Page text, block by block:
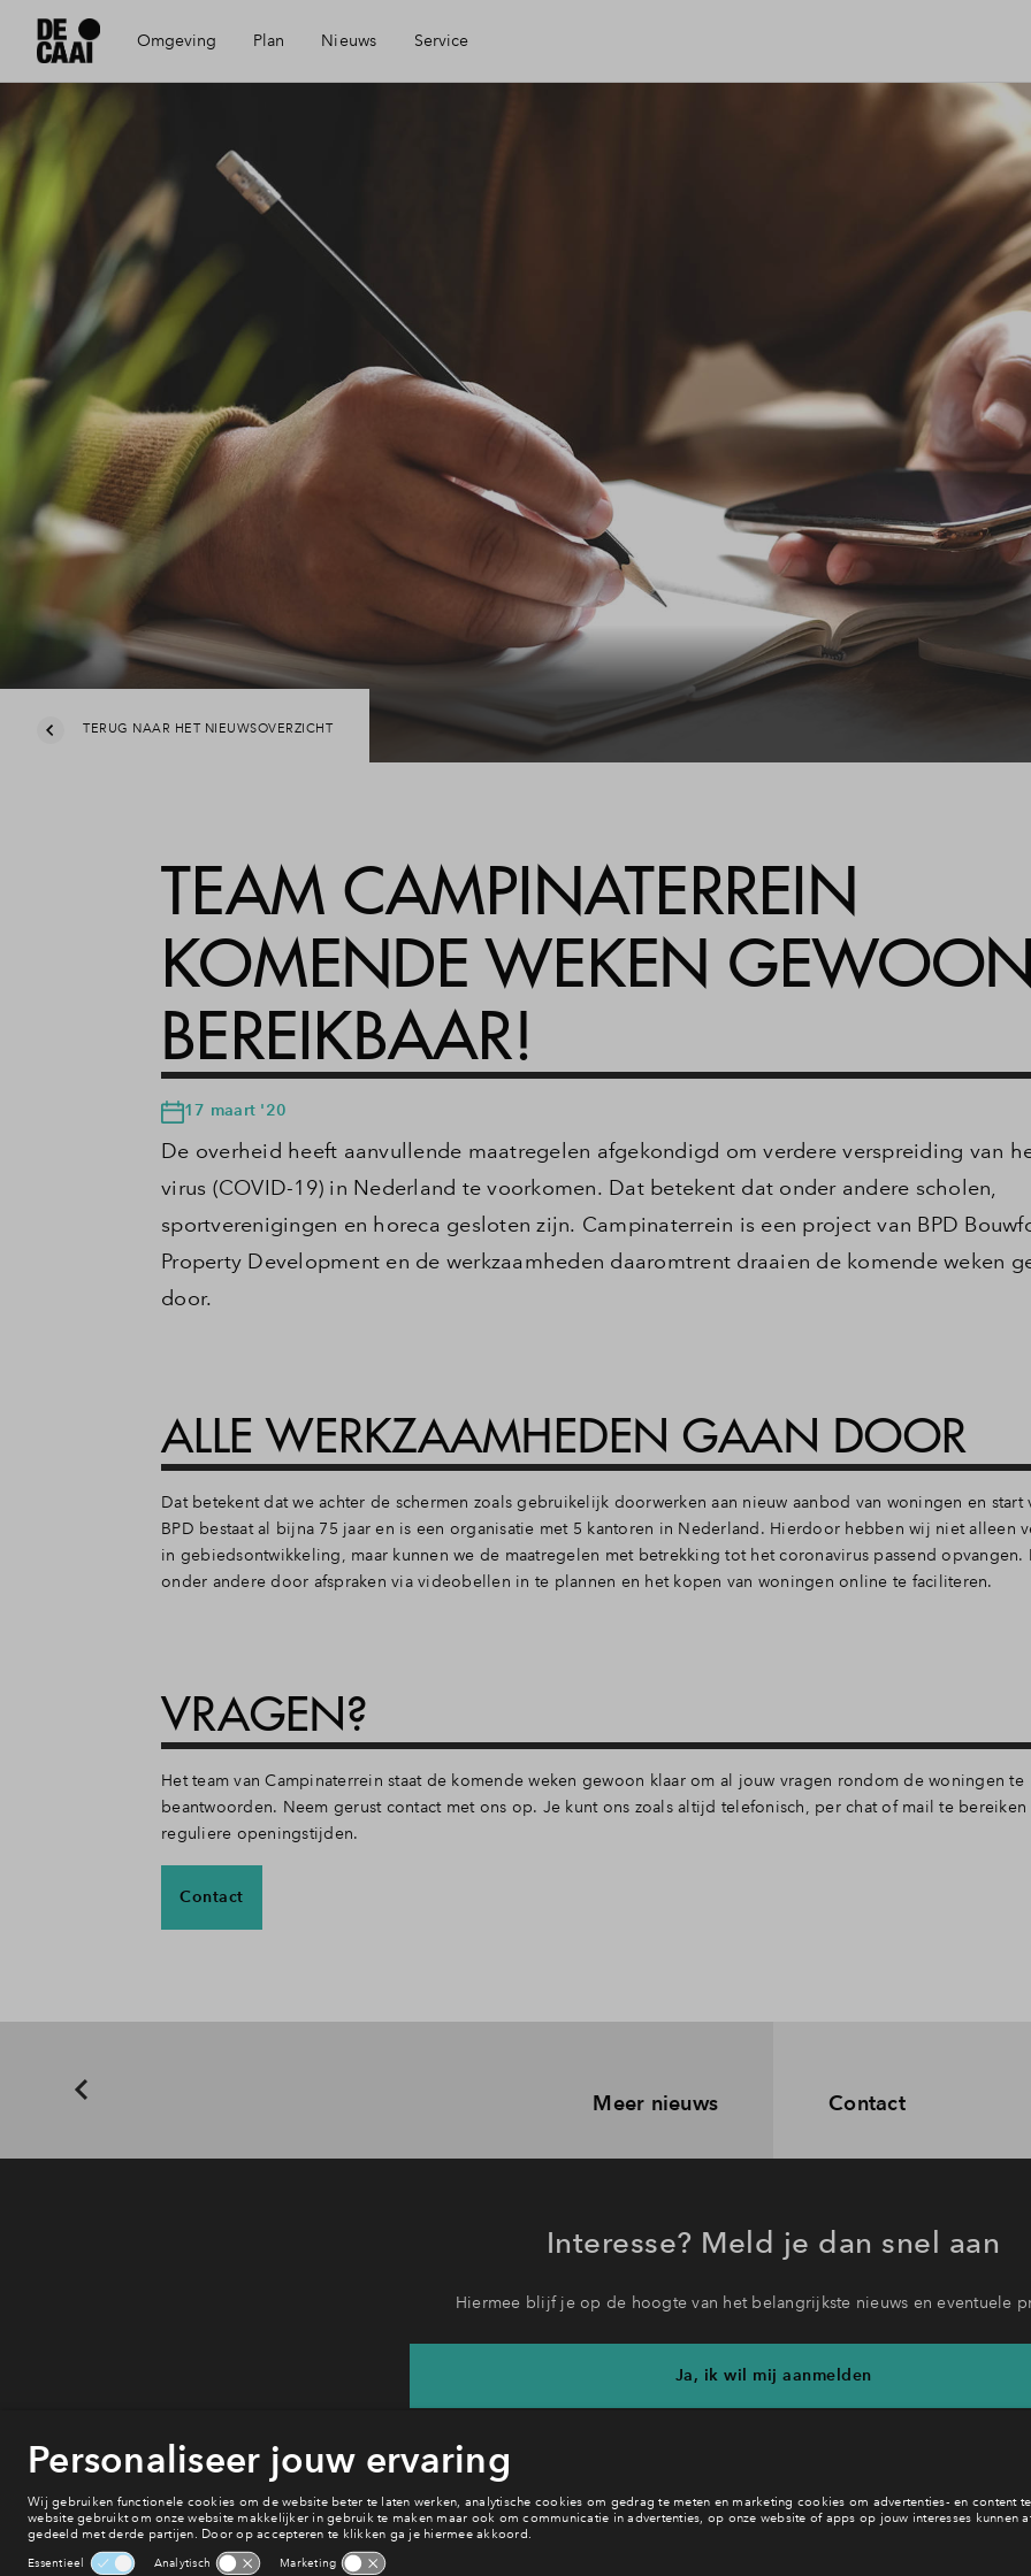
Omgeving
Bereikbaarheid
Voorzieningen
Geschiedenis
Eindhoven
Plan
Wonen en ondernemen
De Caai in beeld
Partners
Architecten
Planning
Nieuws Service
Financiering
Toewijzing
Woning kopen
Deelauto's op De Caai
Contact
TERUG NAAR HET NIEUWSOVERZICHT
TEAM CAMPINATERREIN
KOMENDE WEKEN
BEREIKBAAR!
17 maart '20
De overheid heeft aanvullende maatregelen afgekondigd om verdere verspreiding van
virus (COVID-19) in Nederland te voorkomen. Dat betekent dat onder andere scholen,
sportverenigingen en horeca gesloten zijn. Campinaterrein is een project van BPD
Property Development en de werkzaamheden daaromtrent draaien de komende weken
door.
ALLE WERKZAAMHEDEN GAAN DOOR
Dat betekent dat we achter de schermen zoals gebruikelijk doorwerken aan nieuw aanbod van woningen en start
BPD bestaat al bijna 75 jaar en is een organisatie met 5 kantoren in Nederland. Hierdoor hebben wij niet alleen
in gebiedsontwikkeling, maar kunnen we de maatregelen met betrekking tot het coronavirus passend
onder andere door afspraken via videobellen in te plannen en het kopen van woningen online te faciliteren.
VRAGEN?
Het team van Campinaterrein staat de komende weken gewoon klaar om al jouw vragen rondom de woningen te
beantwoorden. Neem gerust contact met ons op. Je kunt ons zoals altijd telefonisch, per chat of mail te
reguliere openingstijden.
Contact
Meer nieuws Contact
Interesse? Meld je dan snel aan
Hiermee blijf je op de hoogte van het belangrijkste nieuws en eventuele
Ja, ik wil mij aanmelden
Heb je een vraag en wil je direct antwoord? Bel ons op
6 dagen per week beschikbaar (behalve tijdens feestdagen)